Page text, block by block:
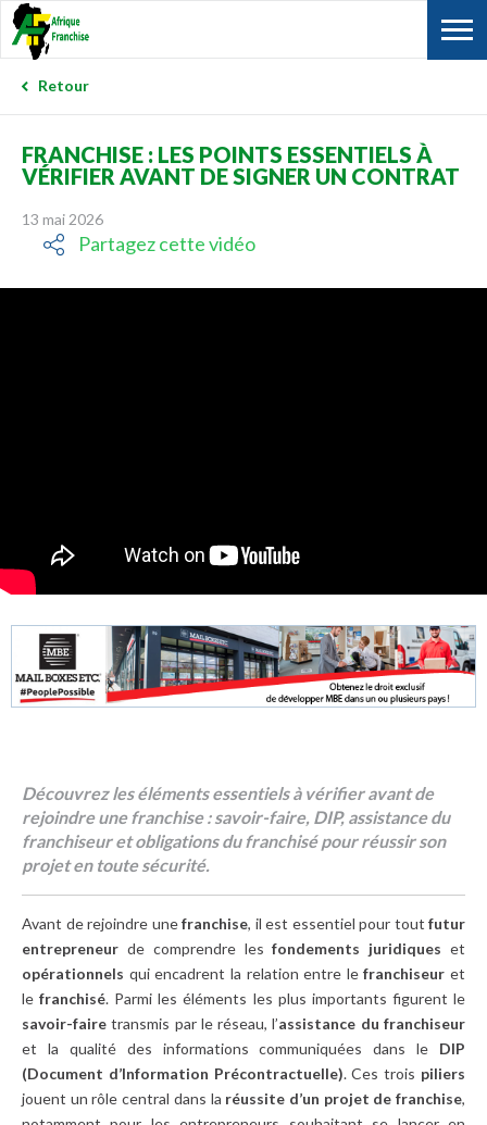
Retour
FRANCHISE : LES POINTS ESSENTIELS À
VÉRIFIER AVANT DE SIGNER UN CONTRAT
13 mai 2026
Partagez cette vidéo
Découvrez les éléments essentiels à vérifier avant de
rejoindre une franchise : savoir-faire, DIP, assistance du
franchiseur et obligations du franchisé pour réussir son
projet en toute sécurité.
Avant de rejoindre unefranchise, il est essentiel pour tout futur
entrepreneur de comprendre lesfondements juridiques et
opérationnels qui encadrent la relation entre lefranchiseur et
lefranchisé. Parmi les éléments les plus importants figurent le
savoir-faire transmis par le réseau, l’assistance du franchiseur
et la qualité des informations communiquées dans le DIP
(Document d’Information Précontractuelle). Ces trois piliers
jouent un rôle central dans la réussite d’un projet de franchise,